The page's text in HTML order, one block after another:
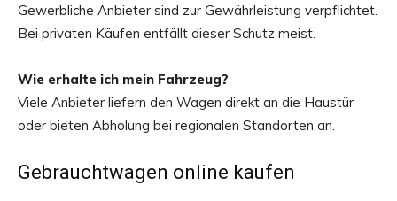
Gewerbliche Anbieter sind zur Gewährleistung verpflichtet.
Bei privaten Käufen entfällt dieser Schutz meist.
Wie erhalte ich mein Fahrzeug?
Viele Anbieter liefern den Wagen direkt an die Haustür
oder bieten Abholung bei regionalen Standorten an.
Gebrauchtwagen online kaufen